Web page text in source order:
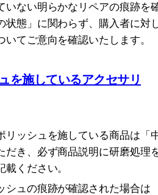
いない明らかなリペアの痕跡を
状態」に関わらず、購入者に対
てご意向を確認いたします。
を施しているアクセサリ
リッシュを施している商品は「
だき、必ず商品説明に研磨処理
ください。
シュの痕跡が確認された場合は